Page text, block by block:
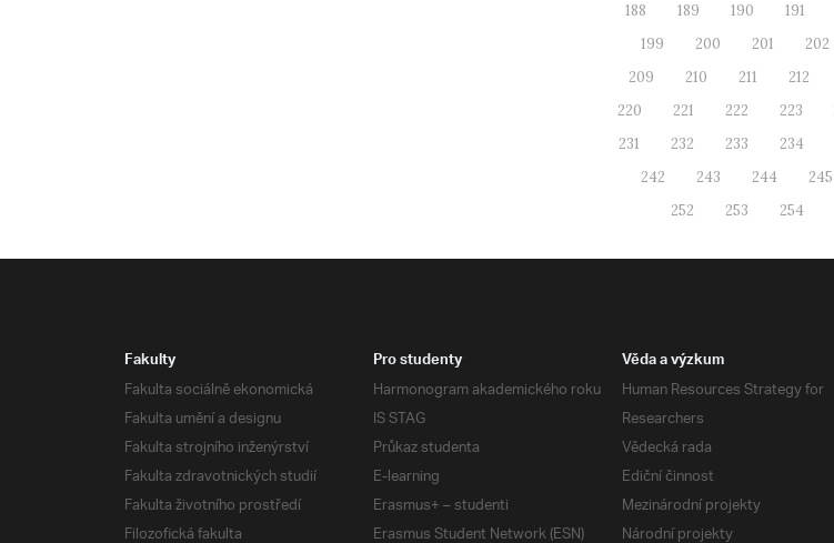
188
189 190 191
199
200 201 202
209
210 211 212
220
221 222 223
231
232 233 234
242
243 244 245
252
253 254
Fakulty
Fakulta sociálně ekonomická
Fakulta umění a designu
Fakulta strojního inženýrství
Fakulta zdravotnických studií
Fakulta životního prostředí
Filozofická fakulta
Pro studenty
Harmonogram akademického roku
IS STAG
Průkaz studenta
E-learning
Erasmus+ – studenti
Erasmus Student Network (ESN)
Věda a výzkum
Human Resources Strategy for
Researchers
Vědecká rada
Ediční činnost
Mezinárodní projekty
Národní projekty